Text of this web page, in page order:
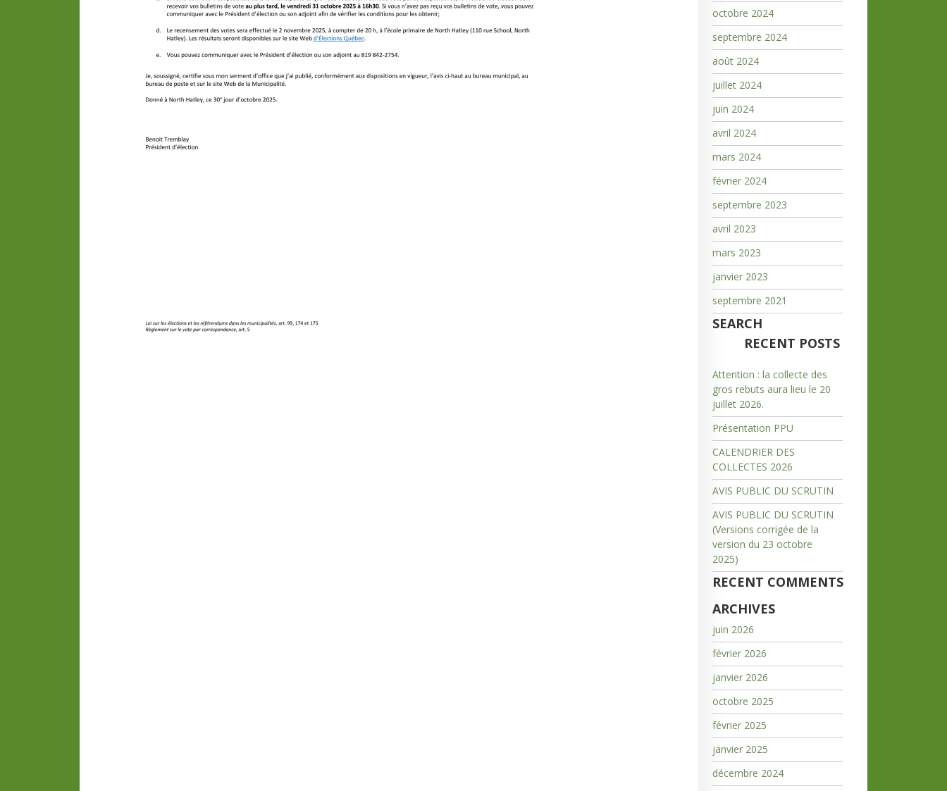
octobre 2024
septembre 2024
août 2024
juillet 2024
juin 2024
avril 2024
mars 2024
février 2024
septembre 2023
avril 2023
mars 2023
janvier 2023
septembre 2021
SEARCH
RECENT POSTS
Attention : la collecte des
gros rebuts aura lieu le 20
juillet 2026.
Présentation PPU
CALENDRIER DES
COLLECTES 2026
AVIS PUBLIC DU SCRUTIN
AVIS PUBLIC DU SCRUTIN
(Versions corrigée de la
version du 23 octobre
2025)
RECENT COMMENTS
ARCHIVES
juin 2026
février 2026
janvier 2026
octobre 2025
février 2025
janvier 2025
décembre 2024